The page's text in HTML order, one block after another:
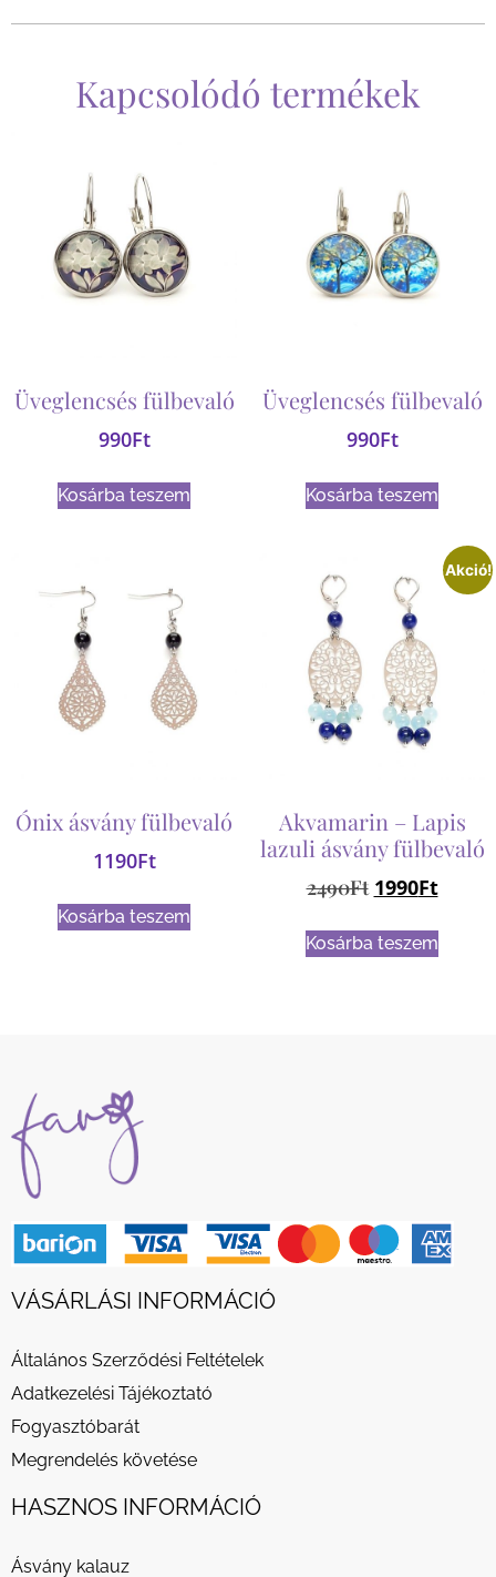
Kapcsolódó termékek
Üveglencsés fülbevaló
990Ft
Kosárba teszem
Üveglencsés fülbevaló
990Ft
Kosárba teszem
Ónix ásvány fülbevaló
1190Ft
Kosárba teszem
Akció!
Akvamarin – Lapis
lazuli ásvány fülbevaló
2490Ft 1990Ft
Kosárba teszem
VÁSÁRLÁSI INFORMÁCIÓ
Általános Szerződési Feltételek
Adatkezelési Tájékoztató
Fogyasztóbarát
Megrendelés követése
HASZNOS INFORMÁCIÓ
Ásvány kalauz